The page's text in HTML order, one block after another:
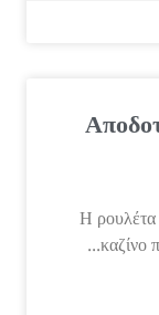
Η ρουλέτα
καζίνο